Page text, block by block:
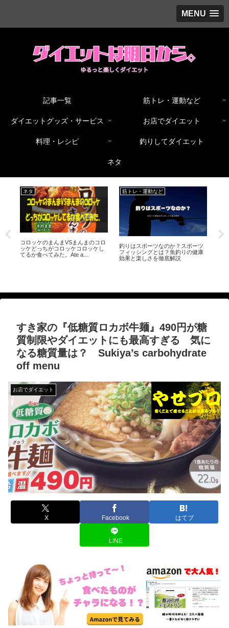
MENU
記事一覧 筋トレ・運動など
ダイエットグッズ・サービス お店でダイエット
料理・レシピ 釣りしてダイエット
ネタ
コロッケのまんまVSまんまのコロ
ッケどっちがコロッケコロッケし
てるか食べてみた。Ate a
筋トレ・運動など
釣りはスポーツなのか？スポーツ
フィッシングとは？魚釣りの健康
効果と楽しさを徹底解説
オリーブオ
が少ない
すき家の『低糖質ロカボ牛麺』490円が糖
質制限やダイエットにも最高すぎる 気に
なる糖質量は？ Sukiya’s carbohydrate
off menu
お店でダイエット
X Facebook はてブ
LINE